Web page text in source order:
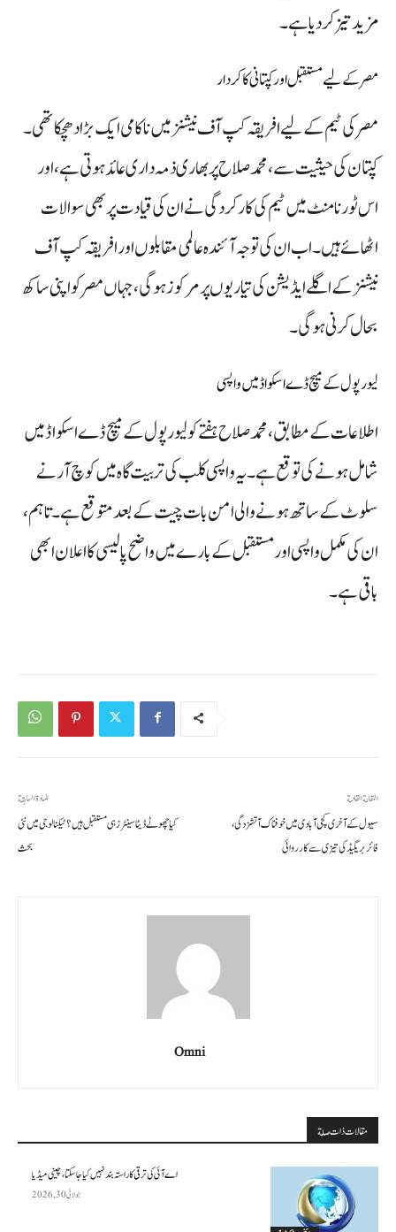
مزید تیز کر دیا ہے۔
مصر کے لیے مستقبل اور کپتانی کا کردار
مصر کی ٹیم کے لیے افریقہ کپ آف نیشنز میں ناکامی ایک بڑا دھچکا تھی۔
کپتان کی حیثیت سے، محمد صلاح پر بھاری ذمہ داری عائد ہوتی ہے، اور
اس ٹورنامنٹ میں ٹیم کی کارکردگی نے ان کی قیادت پر بھی سوالات
اٹھائے ہیں۔ اب ان کی توجہ آئندہ عالمی مقابلوں اور افریقہ کپ آف
نیشنز کے اگلے ایڈیشن کی تیاریوں پر مرکوز ہوگی، جہاں مصر کو اپنی ساکھ
بحال کرنی ہوگی۔
لیورپول کے میچ ڈے اسکواڈ میں واپسی
اطلاعات کے مطابق، محمد صلاح ہفتے کو لیورپول کے میچ ڈے اسکواڈ میں
شامل ہونے کی توقع ہے۔ یہ واپسی کلب کی تربیت گاہ میں کوچ آرنے
سلوٹ کے ساتھ ہونے والی امن بات چیت کے بعد متوقع ہے۔ تاہم،
ان کی مکمل واپسی اور مستقبل کے بارے میں واضح پالیسی کا اعلان ابھی
باقی ہے۔
المادة السابقة
کیا چھوٹے ڈیٹا سینٹرز ہی مستقبل ہیں؟ ٹیکنالوجی میں نئی
بحث
المقالة القادمة
سیول کے آخری کچی آبادی میں خوفناک آتشزدگی،
فائربریگیڈ کی تیزی سے کارروائی
Omni
مقالات ذات صلة
اے آئی کی ترقی کا راستہ بند نہیں کیا جا سکتا، چینی میڈیا
جولائی 30, 2026